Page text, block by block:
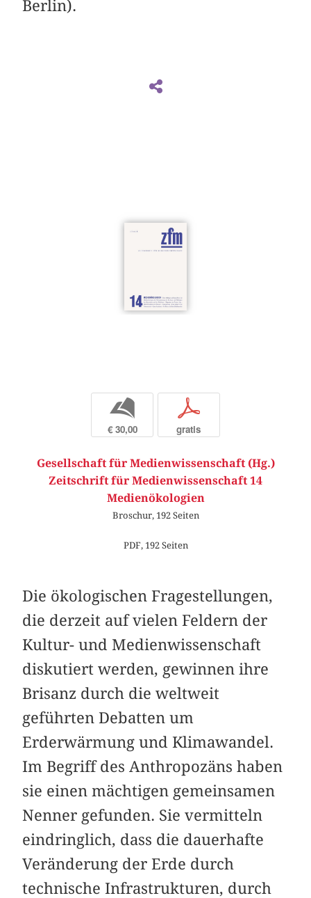
Berlin).
b
€ 30,00
p
gratis
Gesellschaft für Medienwissenschaft (Hg.)
Zeitschrift für Medienwissenschaft 14
Medienökologien
Broschur, 192 Seiten
PDF, 192 Seiten
Die ökologischen Fragestellungen,
die derzeit auf vielen Feldern der
Kultur- und Medienwissenschaft
diskutiert werden, gewinnen ihre
Brisanz durch die weltweit
geführten Debatten um
Erderwärmung und Klimawandel.
Im Begriff des Anthropozäns haben
sie einen mächtigen gemeinsamen
Nenner gefunden. Sie vermitteln
eindringlich, dass die dauerhafte
Veränderung der Erde durch
technische Infrastrukturen, durch